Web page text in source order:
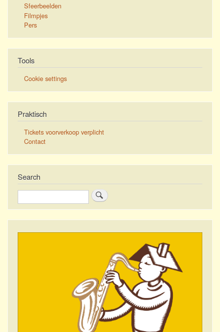
Sfeerbeelden
Filmpjes
Pers
Tools
Cookie settings
Praktisch
Tickets voorverkoop verplicht
Contact
Search
Zoeken